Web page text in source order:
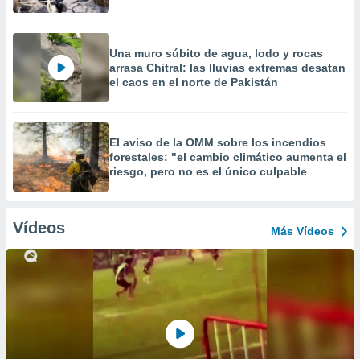
Una muro súbito de agua, lodo y rocas
arrasa Chitral: las lluvias extremas desatan
el caos en el norte de Pakistán
El aviso de la OMM sobre los incendios
forestales: "el cambio climático aumenta el
riesgo, pero no es el único culpable
Vídeos Más Vídeos